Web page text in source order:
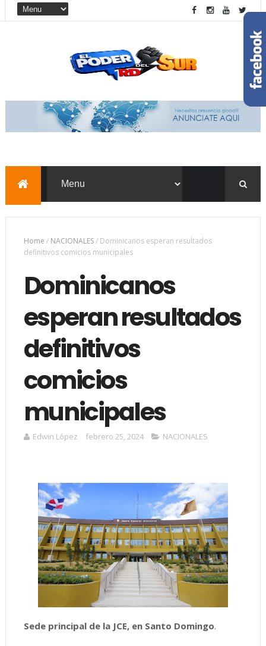
Home / NACIONALES/ Dominicanos esperan resultados
definitivos comicios municipales
Dominicanos
esperan resultados
definitivos
comicios
municipales
Edwin López febrero 25, 2024 NACIONALES
Sede principal de la JCE, en Santo Domingo.